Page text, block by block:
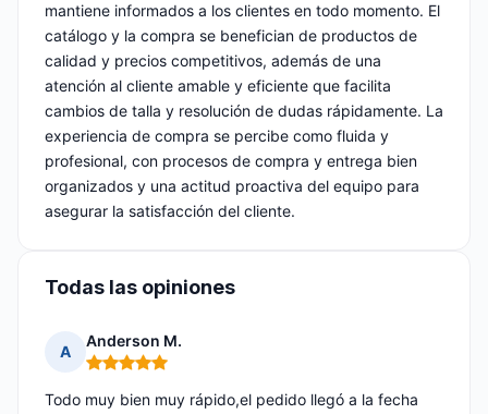
mantiene informados a los clientes en todo momento. El
catálogo y la compra se benefician de productos de
calidad y precios competitivos, además de una
atención al cliente amable y eficiente que facilita
cambios de talla y resolución de dudas rápidamente. La
experiencia de compra se percibe como fluida y
profesional, con procesos de compra y entrega bien
organizados y una actitud proactiva del equipo para
asegurar la satisfacción del cliente.
Todas las opiniones
A
Anderson M.
Nota: 5 de 5
Todo muy bien muy rápido,el pedido llegó a la fecha